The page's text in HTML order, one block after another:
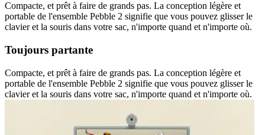
Compacte, et prêt à faire de grands pas. La conception légère et
portable de l'ensemble Pebble 2 signifie que vous pouvez glisser le
clavier et la souris dans votre sac, n'importe quand et n'importe où.
Toujours partante
Compacte, et prêt à faire de grands pas. La conception légère et
portable de l'ensemble Pebble 2 signifie que vous pouvez glisser le
clavier et la souris dans votre sac, n'importe quand et n'importe où.